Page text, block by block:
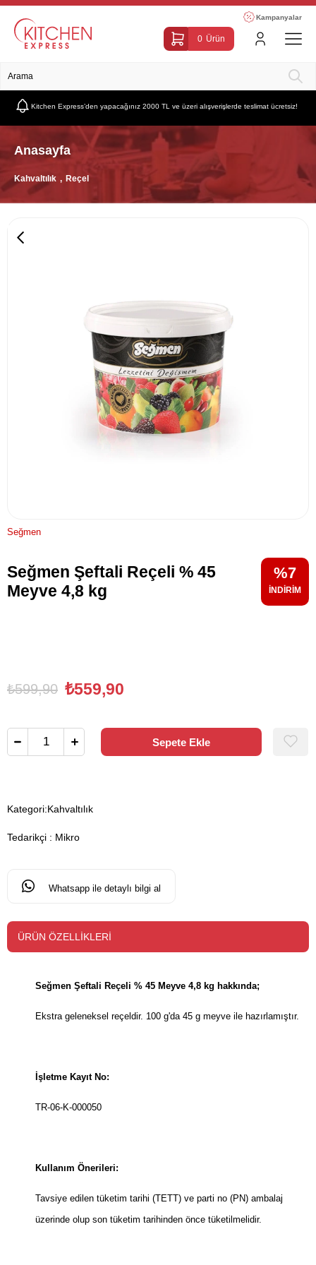
Kampanyalar
0 Ürün
Kitchen Express’den yapacağınız 2000 TL ve üzeri alışverişlerde teslimat ücretsiz!
Anasayfa
Kahvaltılık Reçel
Seğmen
Seğmen Şeftali Reçeli % 45
Meyve 4,8 kg
7
₺599,90 ₺559,90
Kategori:Kahvaltılık
Tedarikçi : Mikro
Whatsapp ile detaylı bilgi al
ÜRÜN ÖZELLIKLERI
Seğmen Şeftali Reçeli % 45 Meyve 4,8 kg hakkında;
Ekstra geleneksel reçeldir. 100 g'da 45 g meyve ile hazırlamıştır.
İşletme Kayıt No:
TR-06-K-000050
Kullanım Önerileri:
Tavsiye edilen tüketim tarihi (TETT) ve parti no (PN) ambalaj
üzerinde olup son tüketim tarihinden önce tüketilmelidir.